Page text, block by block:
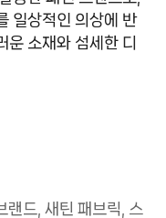
일상적인 의상에 반
운 소재와 섬세한 디
랜드 ,새틴 패브릭
스